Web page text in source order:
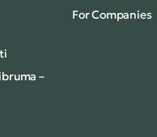
For Companies
–